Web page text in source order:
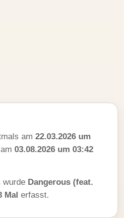
am 22.03.2026 um
03.08.2026 um 03:42
wurde Dangerous (feat.
Mal erfasst.